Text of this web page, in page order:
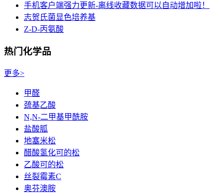
手机客户端强力更新-离线收藏数据可以自动增加啦！
志贺氏菌显色培养基
Z-D-丙氨酸
热门化学品
更多>
甲醛
巯基乙酸
N,N-二甲基甲酰胺
盐酸胍
地塞米松
醋酸氢化可的松
乙酸可的松
丝裂霉素C
奥芬澳胺